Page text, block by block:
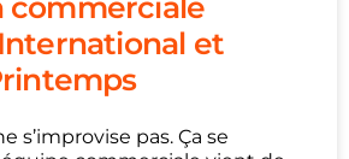
commerciale
et
s’improvise pas. Ça se